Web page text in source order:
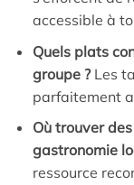
accessible à
Quels plats
groupe ?Les
parfaitement
Où trouver
gastronomie
ressource